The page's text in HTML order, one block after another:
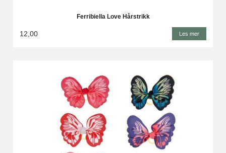
Ferribiella Love Hårstrikk
12,00 Les mer